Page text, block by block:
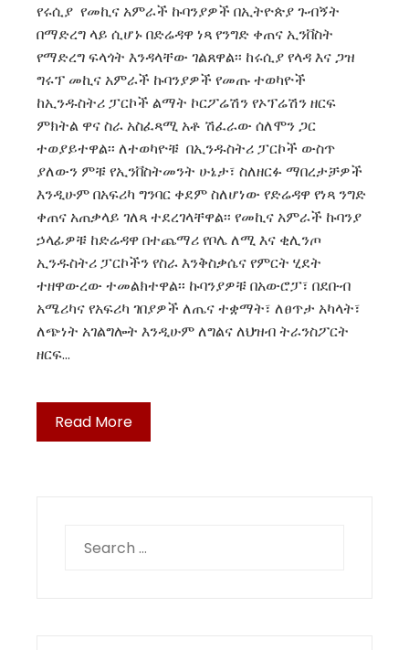
የሩሲያ የመኪና አምራች ኩባንያዎች በኢትዮጵያ ጉብኝት
በማድረግ ላይ ሲሆኑ በድሬዳዋ ነጻ የንግድ ቀጠና ኢንቨስት
የማድረግ ፍላጎት እንዳላቸው ገልጸዋል፡፡ ከሩሲያ የላዳ እና ጋዝ
ግሩፕ መኪና አምራች ኩባንያዎች የመጡ ተወካዮች
ከኢንዱስትሪ ፓርኮች ልማት ኮርፖሬሽን የኦፕሬሽን ዘርፍ
ምክትል ዋና ስራ አስፈጻሚ አቶ ሽፈራው ሰለሞን ጋር
ተወያይተዋል፡፡ ለተወካዮቹ በኢንዱስትሪ ፓርኮች ውስጥ
ያለውን ምቹ የኢንቨስትመንት ሁኔታ፣ ስለዘርፉ ማበረታቻዎች
እንዲሁም በአፍሪካ ግንባር ቀደም ስለሆነው የድሬዳዋ የነጻ ንግድ
ቀጠና አጠቃላይ ገለጻ ተደረገላቸዋል፡፡ የመኪና አምራች ኩባንያ
ኃላፊዎቹ ከድሬዳዋ በተጨማሪ የቦሌ ለሚ እና ቂሊንጦ
ኢንዱስትሪ ፓርኮችን የስራ እንቅስቃሴና የምርት ሂደት
ተዘዋውረው ተመልክተዋል፡፡ ኩባንያዎቹ በአውሮፓ፣ በደቡብ
አሜሪካና የአፍሪካ ገበያዎች ለጤና ተቋማት፣ ለፀጥታ አካላት፣
ለጭነት አገልግሎት እንዲሁም ለግልና ለህዝብ ትራንስፖርት
ዘርፍ…
Read More
for: